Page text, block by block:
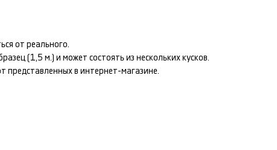
от реального.
(1,5 м.) и может состоять из нескольких кусков.
представленных в интернет-магазине.